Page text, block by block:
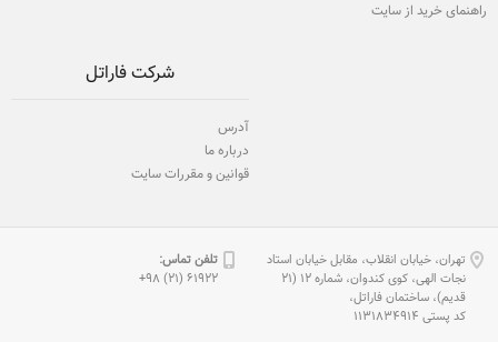
راهنمای خرید از سایت
شرکت فاراتل
آدرس
درباره ما
قوانین و مقررات سایت
تلفن تماس:
61922 (21) 98+
تهران، خیابان انقلاب، مقابل خیابان استاد
نجات الهی، كوی كندوان، شماره 12 (21
قدیم)، ساختمان فاراتل،
كد پستی 1131834914